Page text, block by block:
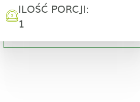
ILOŚĆ PORCJI:
1